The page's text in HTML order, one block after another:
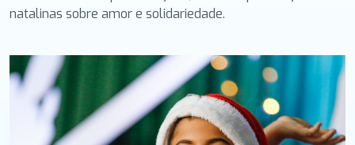
natalinas sobre amor e solidariedade.